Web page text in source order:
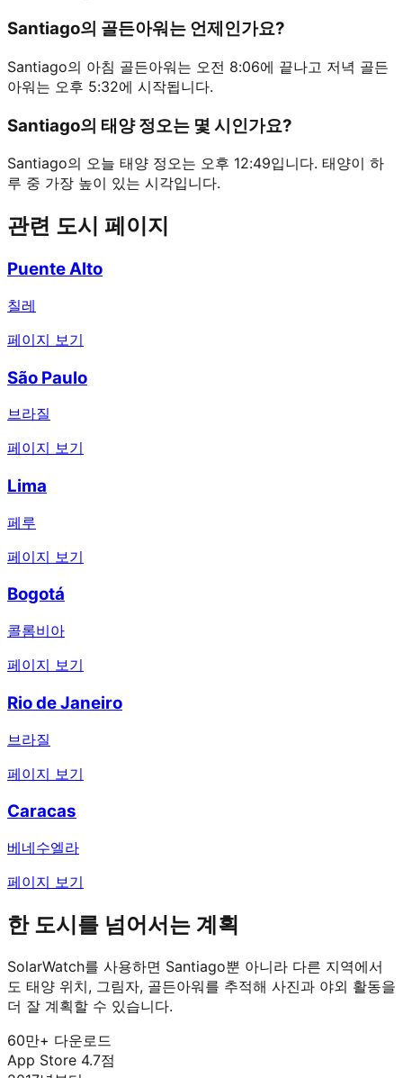
Santiago의 골든아워는 언제인가요?
Santiago의 아침 골든아워는 오전 8:06에 끝나고 저녁 골든
아워는 오후 5:32에 시작됩니다.
Santiago의 태양 정오는 몇 시인가요?
Santiago의 오늘 태양 정오는 오후 12:49입니다. 태양이 하
루 중 가장 높이 있는 시각입니다.
관련 도시 페이지
Puente Alto
칠레
페이지 보기
São Paulo
브라질
페이지 보기
Lima
페루
페이지 보기
Bogotá
콜롬비아
페이지 보기
Rio de Janeiro
브라질
페이지 보기
Caracas
베네수엘라
페이지 보기
한 도시를 넘어서는 계획
SolarWatch를 사용하면 Santiago뿐 아니라 다른 지역에서
도 태양 위치, 그림자, 골든아워를 추적해 사진과 야외 활동을
더 잘 계획할 수 있습니다.
60만+ 다운로드
App Store 4.7점